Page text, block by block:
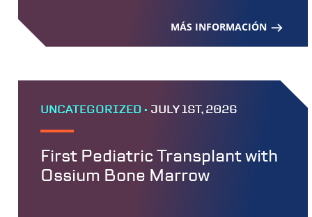
MÁS INFORMACIÓN
UNCATEGORIZED • JULY 1ST, 2026
First Pediatric Transplant with
Ossium Bone Marrow